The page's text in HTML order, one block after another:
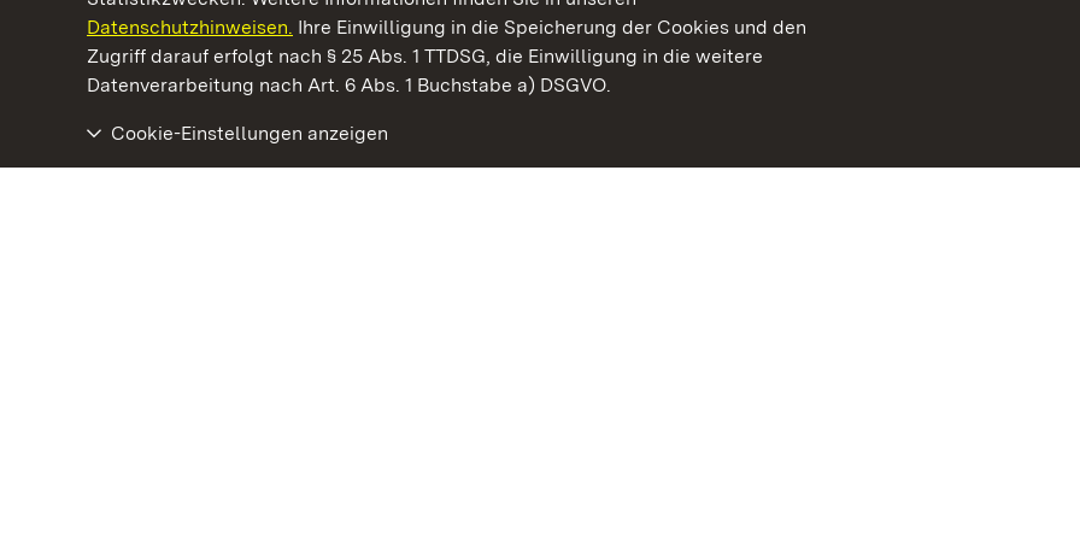
Datenschutzhinweisen. Ihre Einwilligung in die Speicherung der Cookies und den
Zugriff darauf erfolgt nach § 25 Abs. 1 TTDSG, die Einwilligung in die weitere
Datenverarbeitung nach Art. 6 Abs. 1 Buchstabe a) DSGVO.
Cookie-Einstellungen anzeigen
Kommen. Staunen. Genießen.